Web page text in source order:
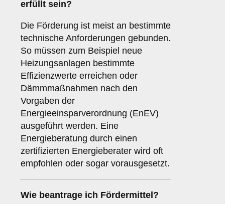
erfüllt sein?
Die Förderung ist meist an bestimmte
technische Anforderungen gebunden.
So müssen zum Beispiel neue
Heizungsanlagen bestimmte
Effizienzwerte erreichen oder
Dämmmaßnahmen nach den
Vorgaben der
Energieeinsparverordnung (EnEV)
ausgeführt werden. Eine
Energieberatung durch einen
zertifizierten Energieberater wird oft
empfohlen oder sogar vorausgesetzt.
Wie beantrage ich Fördermittel?